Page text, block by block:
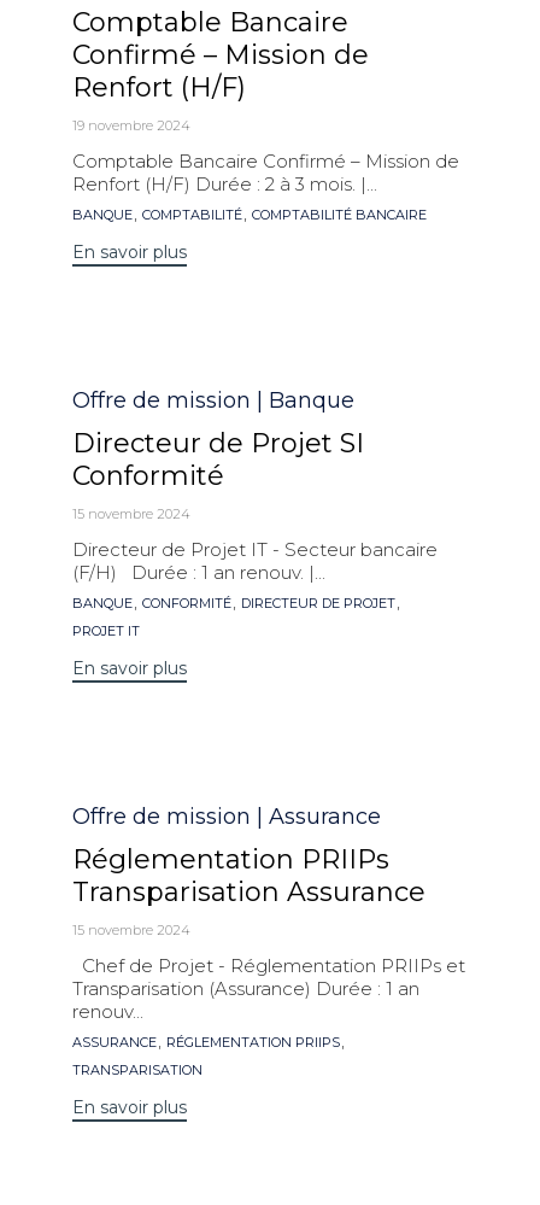
Comptable Bancaire
Confirmé – Mission de
Renfort (H/F)
19 novembre 2024
Comptable Bancaire Confirmé – Mission de
Renfort (H/F) Durée : 2 à 3 mois. |...
Mots
BANQUE, COMPTABILITÉ, COMPTABILITÉ BANCAIRE
En savoir plus
Catégorie
Offre de mission | Banque
Directeur de Projet SI
Conformité
15 novembre 2024
Directeur de Projet IT - Secteur bancaire
(F/H) Durée : 1 an renouv. |...
Mots
clés
BANQUE, CONFORMITÉ, DIRECTEUR DE PROJET,
PROJET IT
En savoir plus
Catégorie
Offre de mission | Assurance
Réglementation PRIIPs
Transparisation Assurance
15 novembre 2024
Chef de Projet - Réglementation PRIIPs et
Transparisation (Assurance) Durée : 1 an
renouv...
Mots
clés
ASSURANCE, RÉGLEMENTATION PRIIPS,
TRANSPARISATION
En savoir plus